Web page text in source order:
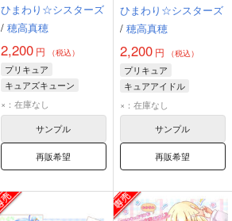
ひまわり☆シスターズ
/ 穂高真穂
2,200 円 （税込）
プリキュア
キュアズキューン
×：在庫なし
サンプル
再販希望
ひまわり☆シスターズ
/ 穂高真穂
2,200円 （税込）
プリキュア
キュアアイドル
×：在庫なし
サンプル
再販希望